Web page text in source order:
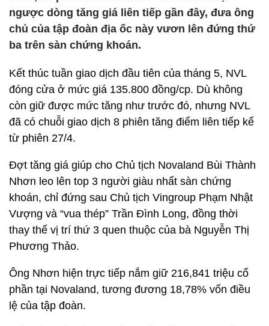
ngược dòng tăng giá liên tiếp gần đây, đưa ông
chủ của tập đoàn địa ốc này vươn lên đứng thứ
ba trên sàn chứng khoán.
Kết thúc tuần giao dịch đầu tiên của tháng 5, NVL
đóng cửa ở mức giá 135.800 đồng/cp. Dù không
còn giữ được mức tăng như trước đó, nhưng NVL
đã có chuỗi giao dịch 8 phiên tăng điểm liên tiếp kể
từ phiên 27/4.
Đợt tăng giá giúp cho Chủ tịch Novaland Bùi Thành
Nhơn leo lên top 3 người giàu nhất sàn chứng
khoán, chỉ đứng sau Chủ tịch Vingroup Phạm Nhật
Vượng và “vua thép” Trần Đình Long, đồng thời
thay thế vị trí thứ 3 quen thuộc của bà Nguyễn Thị
Phương Thảo.
Ông Nhơn hiện trực tiếp nắm giữ 216,841 triệu cổ
phần tại Novaland, tương đương 18,78% vốn điều
lệ của tập đoàn.